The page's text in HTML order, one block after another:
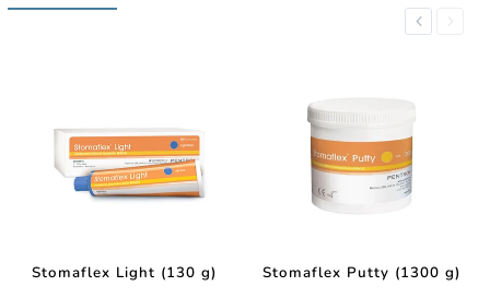
Previous
Stomaflex Light (130 g) Stomaflex Putty (1300 g)
Next